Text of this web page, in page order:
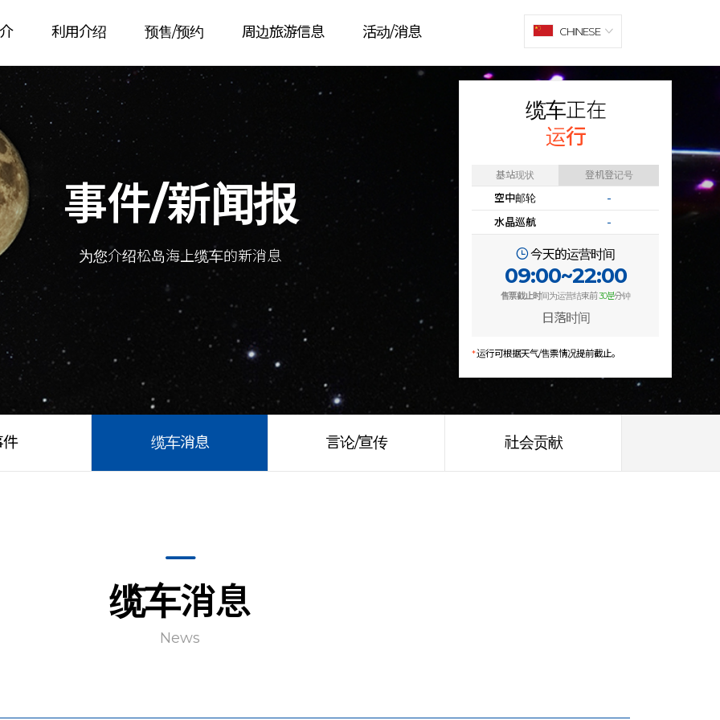
缆车正在
运行
基站现状 登机登记号
空中邮轮
-
水晶巡航
-
今天的运营时间
09:00~22:00
售票截止时间为运营结束前30분分钟
日落时间
*运行可根据天气/售票情况提前截止。
利用介绍 预售/预约 周边旅游信息 活动/消息 CHINESE
事件/新闻报
为您介绍松岛海上缆车的新消息
缆车消息 言论/宣传 社会贡献
缆车消息
News